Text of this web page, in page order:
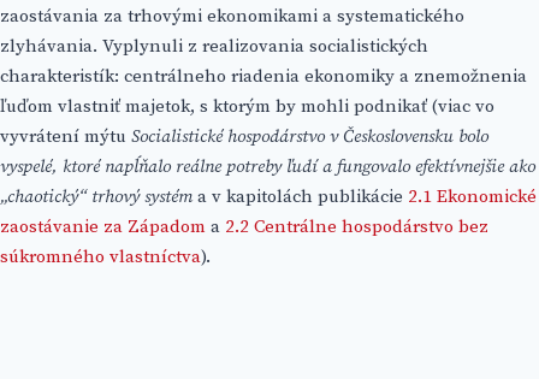
zaostávania za trhovými ekonomikami a systematického
zlyhávania. Vyplynuli z realizovania socialistických
charakteristík: centrálneho riadenia ekonomiky a znemožnenia
ľuďom vlastniť majetok, s ktorým by mohli podnikať (viac vo
vyvrátení mýtu Socialistické hospodárstvo v Československu bolo
vyspelé, ktoré napĺňalo reálne potreby ľudí a fungovalo efektívnejšie ako
„chaotický“ trhový systéma v kapitolách publikácie 2.1 Ekonomické
zaostávanie za Západom a 2.2 Centrálne hospodárstvo bez
súkromného vlastníctva).